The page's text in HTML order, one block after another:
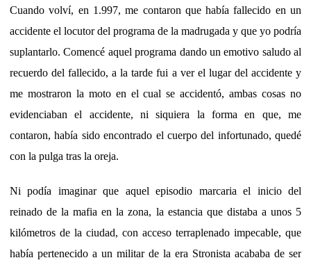
Cuando volví, en 1.997, me contaron que había fallecido en un
accidente el locutor del programa de la madrugada y que yo podría
suplantarlo. Comencé aquel programa dando un emotivo saludo al
recuerdo del fallecido, a la tarde fui a ver el lugar del accidente y
me mostraron la moto en el cual se accidentó, ambas cosas no
evidenciaban el accidente, ni siquiera la forma en que, me
contaron, había sido encontrado el cuerpo del infortunado, quedé
con la pulga tras la oreja.
Ni podía imaginar que aquel episodio marcaria el inicio del
reinado de la mafia en la zona, la estancia que distaba a unos 5
kilómetros de la ciudad, con acceso terraplenado impecable, que
había pertenecido a un militar de la era Stronista acababa de ser